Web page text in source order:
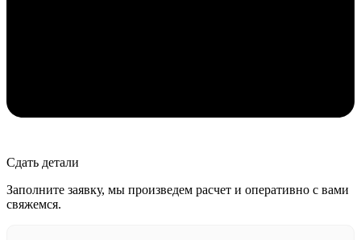
Сдать детали
Заполните заявку, мы произведем расчет и оперативно с вами
свяжемся.